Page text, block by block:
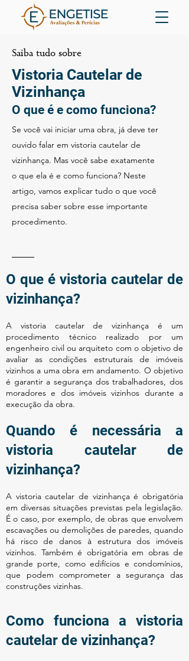
Saiba tudo sobre
Vistoria Cautelar de
Vizinhança
O que é e como funciona?
Se você vai iniciar uma obra, já deve ter
ouvido falar em vistoria cautelar de
vizinhança. Mas você sabe exatamente
o que ela é e como funciona? Neste
artigo, vamos explicar tudo o que você
precisa saber sobre esse importante
procedimento.
O que é vistoria cautelar de
vizinhança?
A vistoria cautelar de vizinhança é um
procedimento técnico realizado por um
engenheiro civil ou arquiteto com o objetivo de
avaliar as condições estruturais de imóveis
vizinhos a uma obra em andamento. O objetivo
é garantir a segurança dos trabalhadores, dos
moradores e dos imóveis vizinhos durante a
execução da obra.
Quando é necessária a
vistoria cautelar de
vizinhança?
A vistoria cautelar de vizinhança é obrigatória
em diversas situações previstas pela legislação.
É o caso, por exemplo, de obras que envolvem
escavações ou demolições de paredes, quando
há risco de danos à estrutura dos imóveis
vizinhos. Também é obrigatória em obras de
grande porte, como edifícios e condomínios,
que podem comprometer a segurança das
construções vizinhas.
Como funciona a vistoria
cautelar de vizinhança?